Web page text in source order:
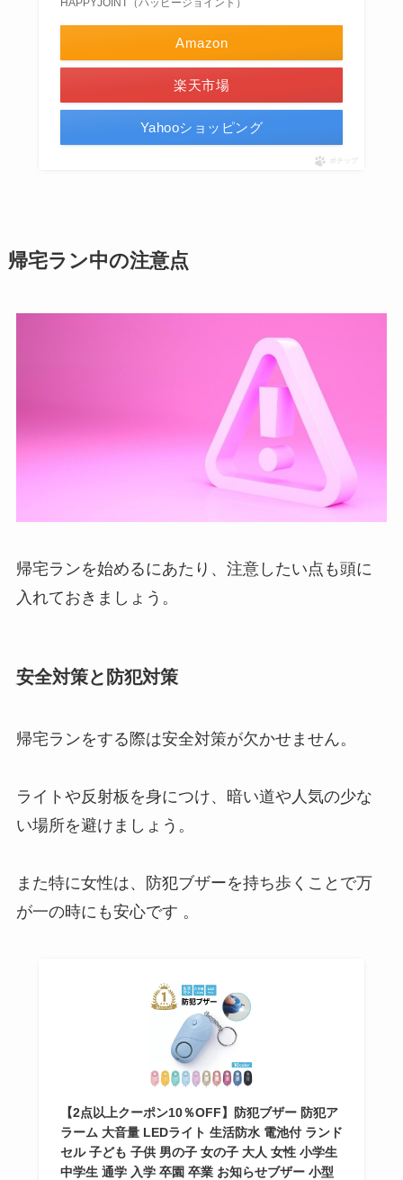
HAPPYJOINT（ハッピージョイント）
Amazon
楽天市場
Yahooショッピング
ポチップ
帰宅ラン中の注意点
帰宅ランを始めるにあたり、注意したい点も頭に
入れておきましょう。
安全対策と防犯対策
帰宅ランをする際は安全対策が欠かせません。
ライトや反射板を身につけ、暗い道や人気の少な
い場所を避けましょう。
また特に女性は、防犯ブザーを持ち歩くことで万
が一の時にも安心です 。
【2点以上クーポン10％OFF】防犯ブザー 防犯ア
ラーム 大音量 LEDライト 生活防水 電池付 ランド
セル 子ども 子供 男の子 女の子 大人 女性 小学生
中学生 通学 入学 卒園 卒業 お知らせブザー 小型